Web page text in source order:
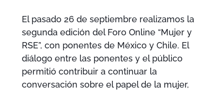
El pasado 26 de septiembre realizamos la
segunda edición del Foro Online “Mujer y
RSE”, con ponentes de México y Chile. El
diálogo entre las ponentes y el público
permitió contribuir a continuar la
conversación sobre el papel de la mujer,